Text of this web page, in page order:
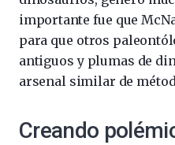
importante fue que
para que otros
antiguos y plumas de
arsenal similar de
Creando